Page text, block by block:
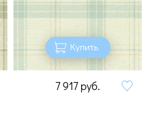
Купить
7 917 руб.